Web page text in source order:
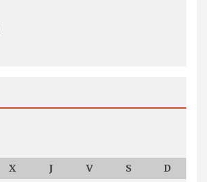
X J V S
D